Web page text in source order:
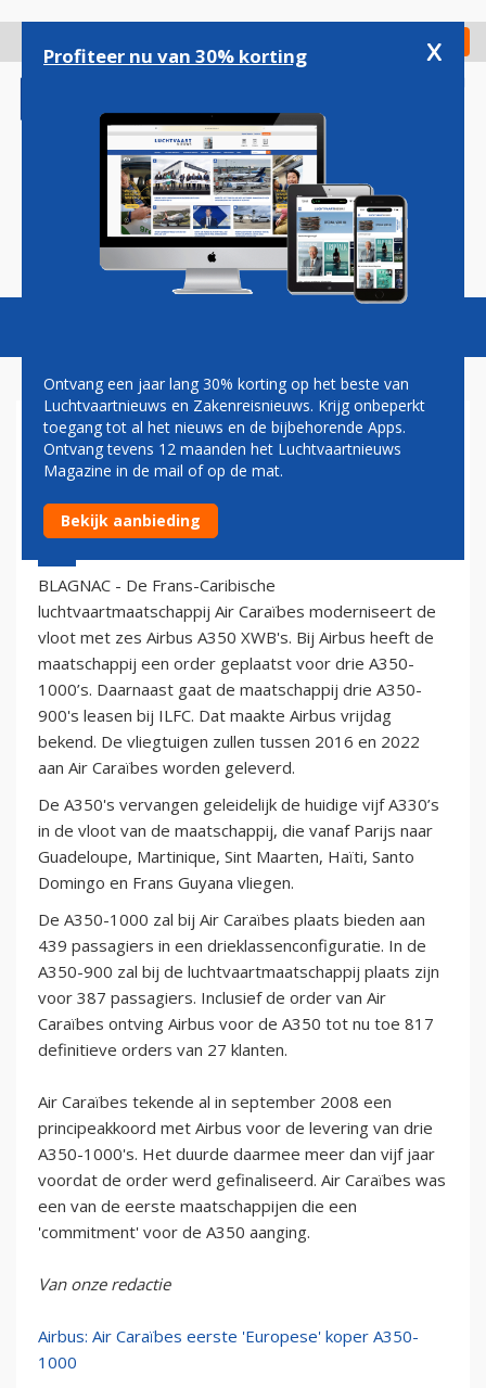
gaan
Check in
Magazine Podcasts Vacatures
AIR CARAÏBES BREIDT UIT
MET ZES AIRBUS A350'S
20 december 2013 - 17:07
BLAGNAC - De Frans-Caribische
luchtvaartmaatschappij Air Caraïbes moderniseert de
vloot met zes Airbus A350 XWB's. Bij Airbus heeft de
maatschappij een order geplaatst voor drie A350-
1000’s. Daarnaast gaat de maatschappij drie A350-
900's leasen bij ILFC. Dat maakte Airbus vrijdag
bekend. De vliegtuigen zullen tussen 2016 en 2022
aan Air Caraïbes worden geleverd.
De A350's vervangen geleidelijk de huidige vijf A330’s
in de vloot van de maatschappij, die vanaf Parijs naar
Guadeloupe, Martinique, Sint Maarten, Haïti, Santo
Domingo en Frans Guyana vliegen.
De A350-1000 zal bij Air Caraïbes plaats bieden aan
439 passagiers in een drieklassenconfiguratie. In de
A350-900 zal bij de luchtvaartmaatschappij plaats zijn
voor 387 passagiers. Inclusief de order van Air
Caraïbes ontving Airbus voor de A350 tot nu toe 817
definitieve orders van 27 klanten.
Air Caraïbes tekende al in september 2008 een
principeakkoord met Airbus voor de levering van drie
A350-1000's. Het duurde daarmee meer dan vijf jaar
voordat de order werd gefinaliseerd. Air Caraïbes was
een van de eerste maatschappijen die een
'commitment' voor de A350 aanging.
Van onze redactie
Airbus: Air Caraïbes eerste 'Europese' koper A350-
1000
Profiteer nu van 30% korting x
Ontvang een jaar lang 30% korting op het beste van
Luchtvaartnieuws en Zakenreisnieuws. Krijg onbeperkt
toegang tot al het nieuws en de bijbehorende Apps.
Ontvang tevens 12 maanden het Luchtvaartnieuws
Magazine in de mail of op de mat.
Bekijk aanbieding